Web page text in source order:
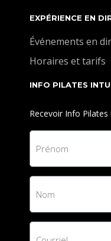
EXPÉRIENCE EN
Événements en
Horaires et tarifs
INFO PILATES
Recevoir Info